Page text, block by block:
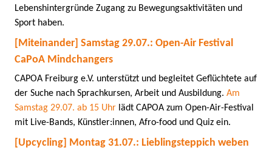
Lebenshintergründe Zugang zu Bewegungsaktivitäten und
Sport haben.
[Miteinander] Samstag 29.07.: Open-Air Festival
CaPoA Mindchangers
CAPOA Freiburg e.V. unterstützt und begleitet Geflüchtete auf
der Suche nach Sprachkursen, Arbeit und Ausbildung. Am
Samstag 29.07. ab 15 Uhr lädt CAPOA zum Open-Air-Festival
mit Live-Bands, Künstler:innen, Afro-food und Quiz ein.
[Upcycling] Montag 31.07.: Lieblingsteppich weben